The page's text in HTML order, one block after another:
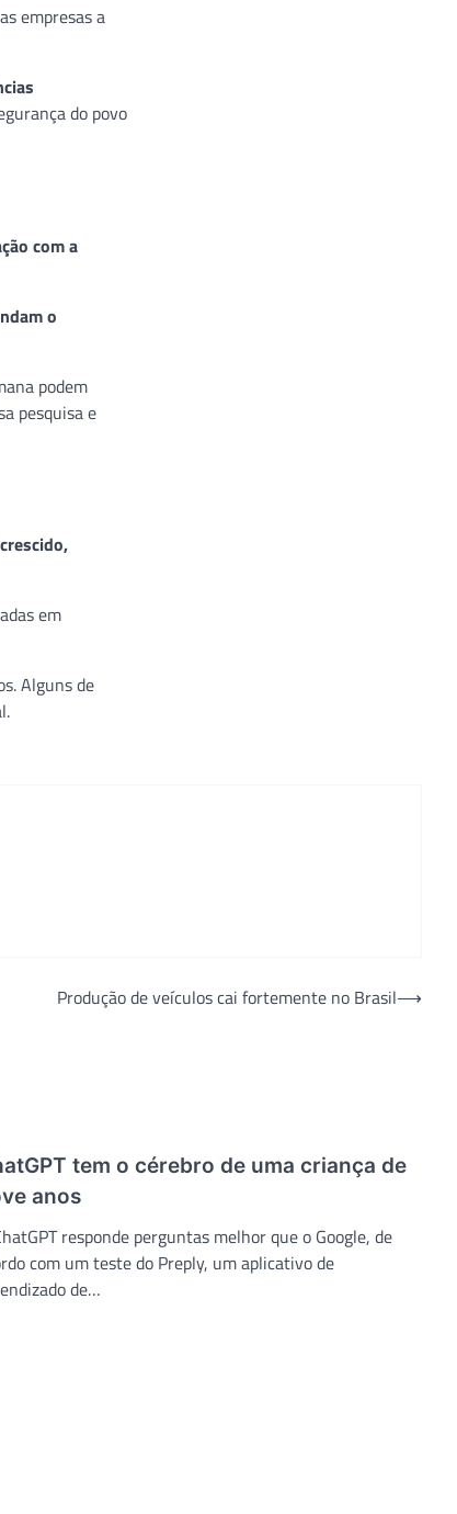
empresas a
do povo
com a
o
podem
pesquisa e
em
Alguns de
Produção de veículos cai fortemente no Brasil⟶
tem o cérebro de uma criança de
anos
responde perguntas melhor que o Google, de
com um teste do Preply, um aplicativo de
de…